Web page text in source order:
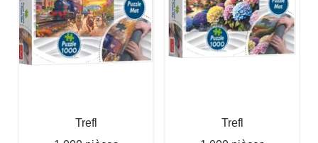
Trefl
Trefl